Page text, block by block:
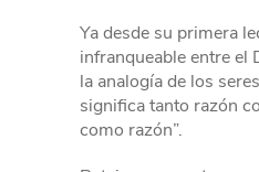
Ya desde su primera
infranqueable entre el
la analogía de los
significa tanto razón
como razón”.